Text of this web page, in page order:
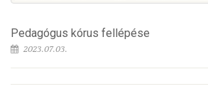
Pedagógus kórus fellépése
2023.07.03.